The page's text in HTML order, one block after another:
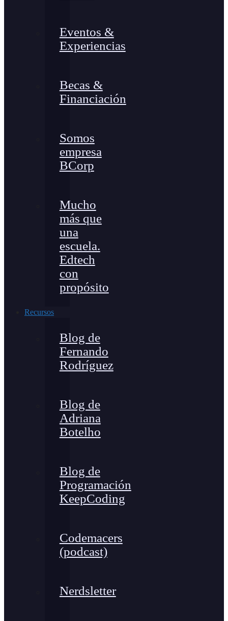
Eventos &
Experiencias
Becas &
Financiación
Somos
empresa
BCorp
Mucho
más que
una
escuela.
Edtech
con
propósito
Recursos
Blog de
Fernando
Rodríguez
Blog de
Adriana
Botelho
Blog de
Programación
KeepCoding
Codemacers
(podcast)
Nerdsletter